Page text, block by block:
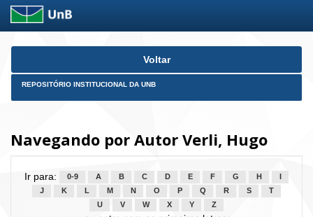
Skip
Voltar
REPOSITÓRIO INSTITUCIONAL DA UNB
Navegando por Autor Verli, Hugo
Ir para: 0-9 A B C D E F G H
J
K L M N O P Q R S
T
U
V W X Y Z